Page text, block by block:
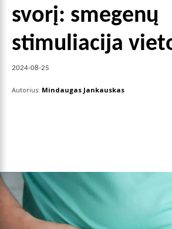
svorį: smegenų
stimuliacija
2024-08-25
Autorius: Mindaugas Jankauskas